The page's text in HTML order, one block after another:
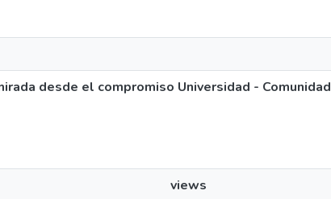
desde el compromiso Universidad - Comunidad
views